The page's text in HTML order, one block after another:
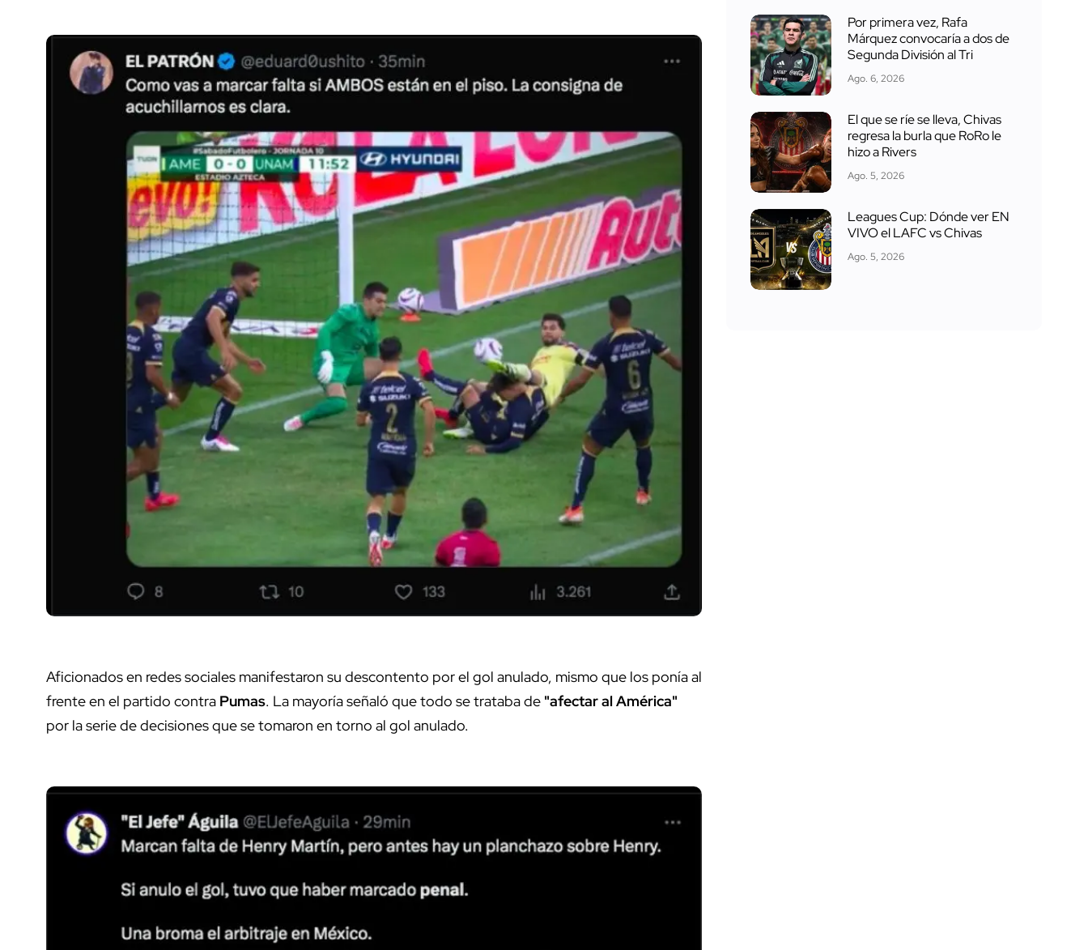
Aficionados en redes sociales manifestaron su descontento por el gol anulado, mismo que los ponía al
frente en el partido contra Pumas. La mayoría señaló que todo se trataba de "afectar al América"
por la serie de decisiones que se tomaron en torno al gol anulado.
Por primera vez, Rafa
Márquez convocaría a dos de
Segunda División al Tri
Ago. 6, 2026
El que se ríe se lleva, Chivas
regresa la burla que RoRo le
hizo a Rivers
Ago. 5, 2026
Leagues Cup: Dónde ver EN
VIVO el LAFC vs Chivas
Ago. 5, 2026